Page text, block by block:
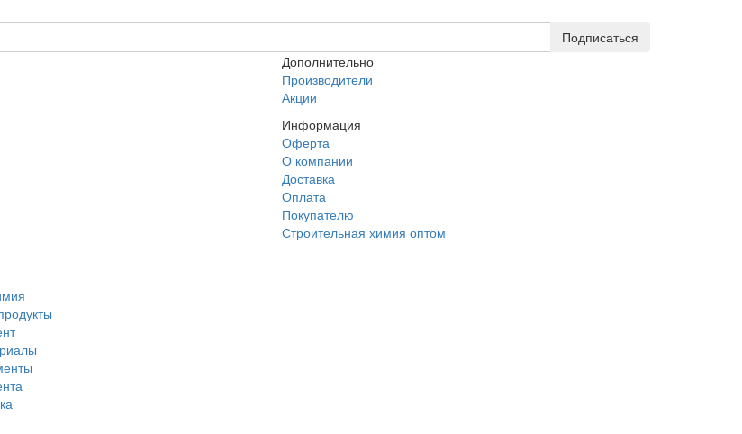
Подписаться
Дополнительно
Производители
Акции
Информация
Оферта
О компании
Доставка
Оплата
Покупателю
Строительная химия оптом